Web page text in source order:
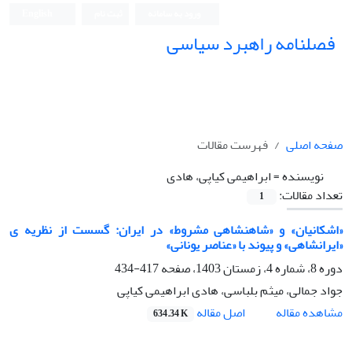
فصلنامه راهبرد سیاسی
صفحه اصلی
فهرست مقالات
نویسنده =ابراهیمی کیاپی، هادی
تعداد مقالات:
1
«اشکانیان» و «شاهنشاهی مشروط» در ایران: گسست از نظریه ی
«ایرانشاهی» و پیوند با «عناصر یونانی»
دوره 8، شماره 4، زمستان 1403، صفحه
417-434
جواد جمالی، میثم بلباسی، هادی ابراهیمی کیاپی
مشاهده مقاله
اصل مقاله 634.34 K